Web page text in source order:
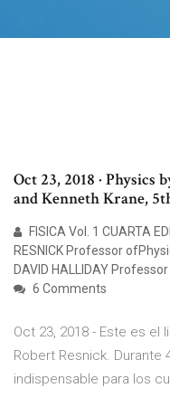
Oct 23, 2018 ·
and Kenneth Krane,
FISICA Vol. 1 CUARTA
RESNICK Professor
DAVID HALLIDAY Professor
6 Comments
Oct 23, 2018 - Este es el
Robert Resnick. Durante
indispensable para los